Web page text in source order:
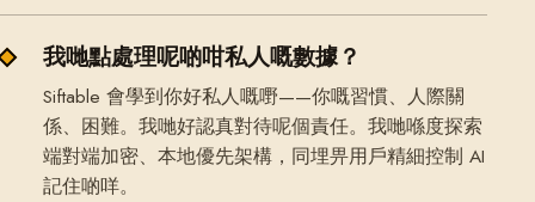
我哋點處理呢啲咁私人嘅數據？
Siftable 會學到你好私人嘅嘢——你嘅習慣、人際關
係、困難。我哋好認真對待呢個責任。我哋喺度探索
端對端加密、本地優先架構，同埋畀用戶精細控制 AI
記住啲咩。